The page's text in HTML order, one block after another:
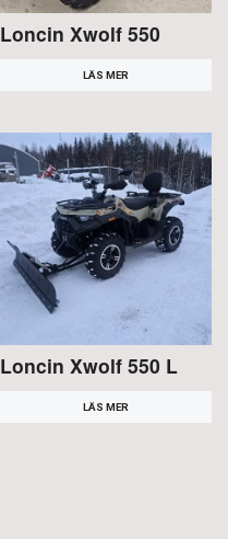
Loncin Xwolf 550
LÄS MER
Loncin Xwolf 550 L
LÄS MER